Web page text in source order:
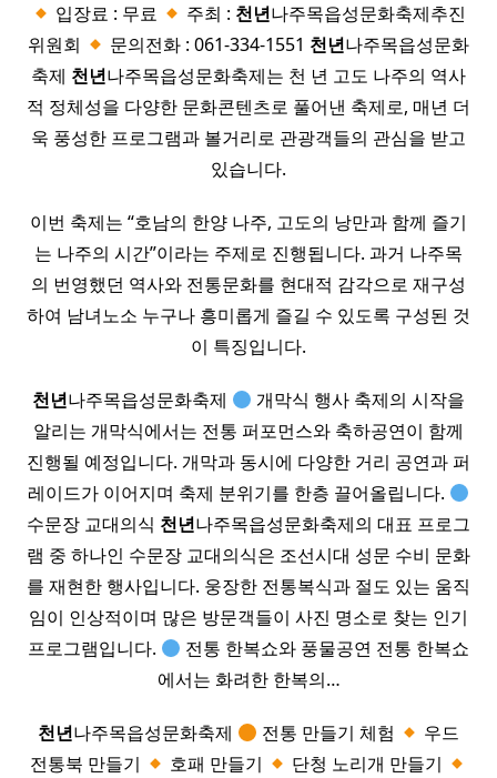
입장료 : 무료
주최 : 천년나주목읍성문화축제추진
위원회
문의전화 : 061-334-1551 천년나주목읍성문화
축제 천년나주목읍성문화축제는 천 년 고도 나주의 역사
적 정체성을 다양한 문화콘텐츠로 풀어낸 축제로, 매년 더
욱 풍성한 프로그램과 볼거리로 관광객들의 관심을 받고
있습니다.
이번 축제는 “호남의 한양 나주, 고도의 낭만과 함께 즐기
는 나주의 시간”이라는 주제로 진행됩니다. 과거 나주목
의 번영했던 역사와 전통문화를 현대적 감각으로 재구성
하여 남녀노소 누구나 흥미롭게 즐길 수 있도록 구성된 것
이 특징입니다.
천년나주목읍성문화축제
개막식 행사 축제의 시작을
알리는 개막식에서는 전통 퍼포먼스와 축하공연이 함께
진행될 예정입니다. 개막과 동시에 다양한 거리 공연과 퍼
레이드가 이어지며 축제 분위기를 한층 끌어올립니다.
수문장 교대의식 천년나주목읍성문화축제의 대표 프로그
램 중 하나인 수문장 교대의식은 조선시대 성문 수비 문화
를 재현한 행사입니다. 웅장한 전통복식과 절도 있는 움직
임이 인상적이며 많은 방문객들이 사진 명소로 찾는 인기
프로그램입니다.
전통 한복쇼와 풍물공연 전통 한복쇼
에서는 화려한 한복의…
천년나주목읍성문화축제 전통 만들기 체험
우드
전통북 만들기
호패 만들기
단청 노리개 만들기